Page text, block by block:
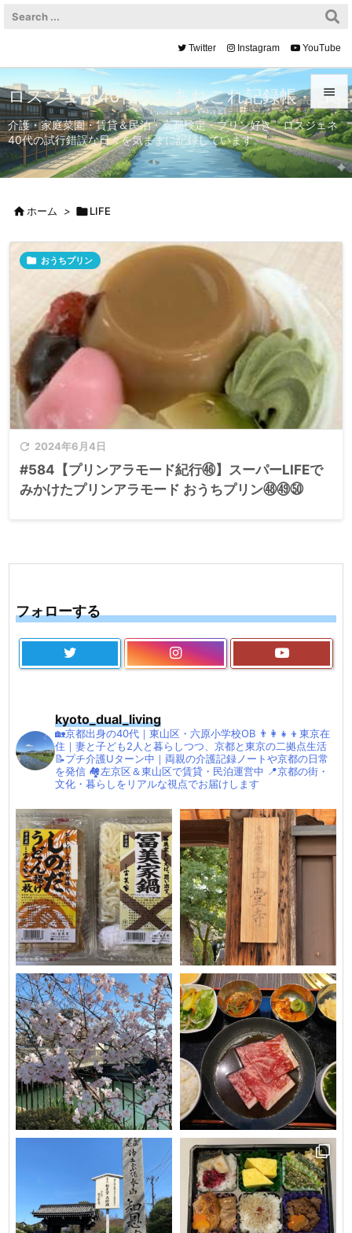


メニュ

サイド

Twitter Instagram YouTube
ロスジェネ40代の、あれこれ記録帳
介護・家庭菜園・賃貸＆民泊・京都検定・プリン好き。ロスジェネ
40代の試行錯誤な日々を気ままに記録しています。
ホーム > LIFE
 2024年6月4日
 おうちプリン
#584【プリンアラモード紀行㊻】スーパーLIFEで
みかけたプリンアラモード おうちプリン㊽㊾㊿
フォローする
kyoto_dual_living
🏡京都出身の40代｜東山区・六原小学校OB 👨‍👩‍👧‍👦東京在
住｜妻と子ども2人と暮らしつつ、京都と東京の二拠点生活
📝プチ介護Uターン中｜両親の介護記録ノートや京都の日常
を発信 🏘左京区＆東山区で賃貸・民泊運営中 📍京都の街・
文化・暮らしをリアルな視点でお届けします